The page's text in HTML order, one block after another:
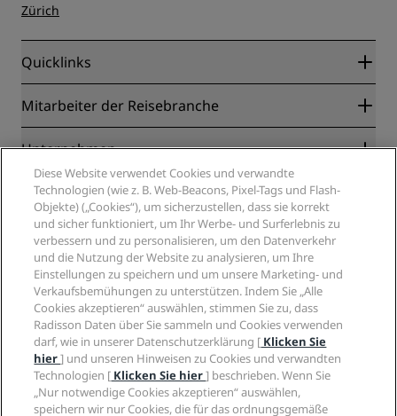
Zürich
Quicklinks
Radisson Rewards
Blog
Neue und aufstrebende Hotels
Radisson Hotels APP
„Sports Approved“-Hotels
Familienfreundliche Hotels
Gesundheit & Sicherheit
Mitarbeiter der Reisebranche
Partner
Reisebüros
Unternehmen
Radisson Hotel Group
Medien
Karriere RHG
Karriere PPHE
Karrieren EHL
The Club by RHG
Entwicklungsmöglichkeiten
Responsible Business – Unser Engagement
Einkauf
Rechtliches
Privacy Centre
Rechtliche Hinweise
Radisson Rewards Geschäftsbedingungen
Website-Nutzungsvereinbarung
Digitale Barrierefreiheit
Moderne Sklaverei – Erklärung
Hilfe
Verbrauchermeldungen
Kontakt
FAQ
Inhaltsübersicht
Soziale Medien
Marken von Radisson Hotels
Diese Website verwendet Cookies und verwandte
Technologien (wie z. B. Web-Beacons, Pixel-Tags und Flash-
Objekte) („Cookies“), um sicherzustellen, dass sie korrekt
und sicher funktioniert, um Ihr Werbe- und Surferlebnis zu
verbessern und zu personalisieren, um den Datenverkehr
und die Nutzung der Website zu analysieren, um Ihre
Einstellungen zu speichern und um unsere Marketing- und
Verkaufsbemühungen zu unterstützen. Indem Sie „Alle
Cookies akzeptieren“ auswählen, stimmen Sie zu, dass
Radisson Daten über Sie sammeln und Cookies verwenden
darf, wie in unserer Datenschutzerklärung [ Klicken Sie
hier] und unseren Hinweisen zu Cookies und verwandten
Technologien [ Klicken Sie hier] beschrieben. Wenn Sie
„Nur notwendige Cookies akzeptieren“ auswählen,
speichern wir nur Cookies, die für das ordnungsgemäße